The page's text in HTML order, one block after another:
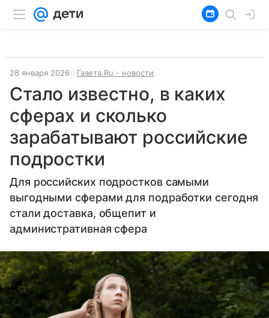
28 января 2026 Газета.Ru - новости
Стало известно, в каких
сферах и сколько
зарабатывают российские
подростки
Для российских подростков самыми
выгодными сферами для подработки сегодня
стали доставка, общепит и
административная сфера